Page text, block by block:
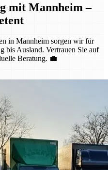
mit Mannheim –
in Mannheim sorgen wir für
bis Ausland. Vertrauen Sie auf
Beratung. 💼